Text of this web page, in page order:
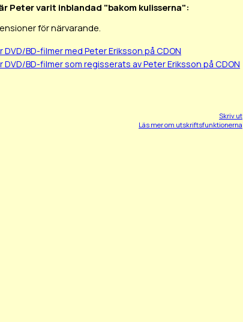
Peter varit inblandad "bakom kulisserna":
för närvarande.
DVD/BD-filmer med Peter Eriksson på CDON
DVD/BD-filmer som regisserats av Peter Eriksson på CDON
Skriv ut
Läs mer om utskriftsfunktionerna